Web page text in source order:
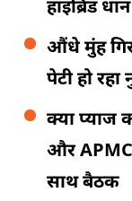
हाइब्रिड
औंधे मुंह
पेटी हो
क्या प्याज
और APMC
साथ बैठक